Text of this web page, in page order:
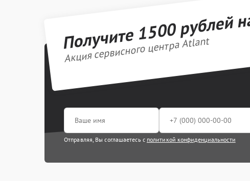
Получите 1500 рублей
Акция сервисного центра Atlant
Отправляя, Вы соглашаетесь с политикой конфиденциальности